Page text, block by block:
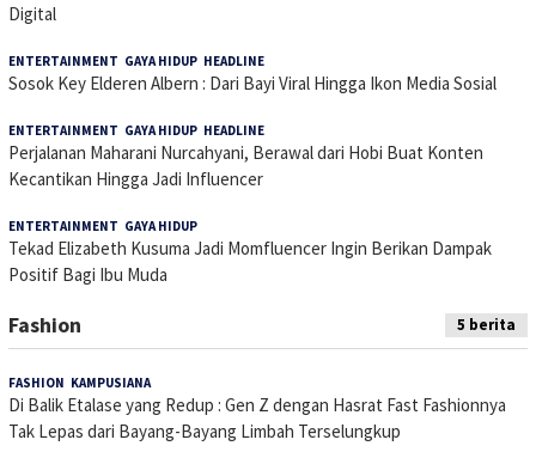
Digital
ENTERTAINMENT GAYA HIDUP HEADLINE
Sosok Key Elderen Albern : Dari Bayi Viral Hingga Ikon Media Sosial
ENTERTAINMENT GAYA HIDUP HEADLINE
Perjalanan Maharani Nurcahyani, Berawal dari Hobi Buat Konten
Kecantikan Hingga Jadi Influencer
ENTERTAINMENT GAYA HIDUP
Tekad Elizabeth Kusuma Jadi Momfluencer Ingin Berikan Dampak
Positif Bagi Ibu Muda
Fashion 5 berita
FASHION KAMPUSIANA
Di Balik Etalase yang Redup : Gen Z dengan Hasrat Fast Fashionnya
Tak Lepas dari Bayang-Bayang Limbah Terselungkup